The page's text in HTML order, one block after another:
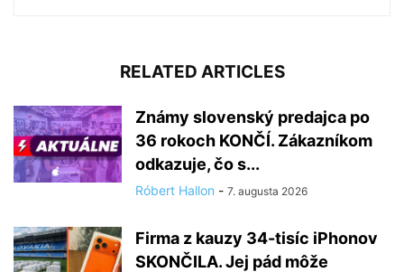
RELATED ARTICLES
Známy slovenský predajca po
36 rokoch KONČÍ. Zákazníkom
odkazuje, čo s...
Róbert Hallon - 7. augusta 2026
Firma z kauzy 34-tisíc iPhonov
SKONČILA. Jej pád môže